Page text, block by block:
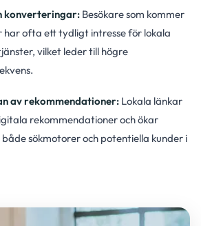
konverteringar: Besökare som kommer
har ofta ett tydligt intresse för lokala
vilket leder till högre
av rekommendationer: Lokala länkar
rekommendationer och ökar
sökmotorer och potentiella kunder i